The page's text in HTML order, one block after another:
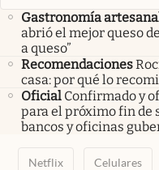
Gastronomía
abrió el mejor queso
a queso”
Recomendaciones
casa: por qué lo
Oficial Confirmado y
para el próximo fin de
bancos y oficinas
Netflix Celulares